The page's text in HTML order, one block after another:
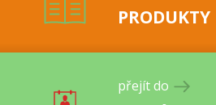
PRODUKTY
přejít do